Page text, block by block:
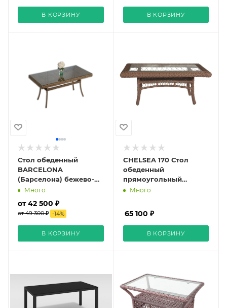
В КОРЗИНУ В КОРЗИНУ
Стол обеденный
BARCELONA
(Барселона) бежево-
коричневый 180х90 из
ротанга
Много
от 42 500 ₽
от 49 300 ₽ -14%
В КОРЗИНУ
CHELSEA 170 Стол
обеденный
прямоугольный
(шоколад)
Много
65 100 ₽
В КОРЗИНУ